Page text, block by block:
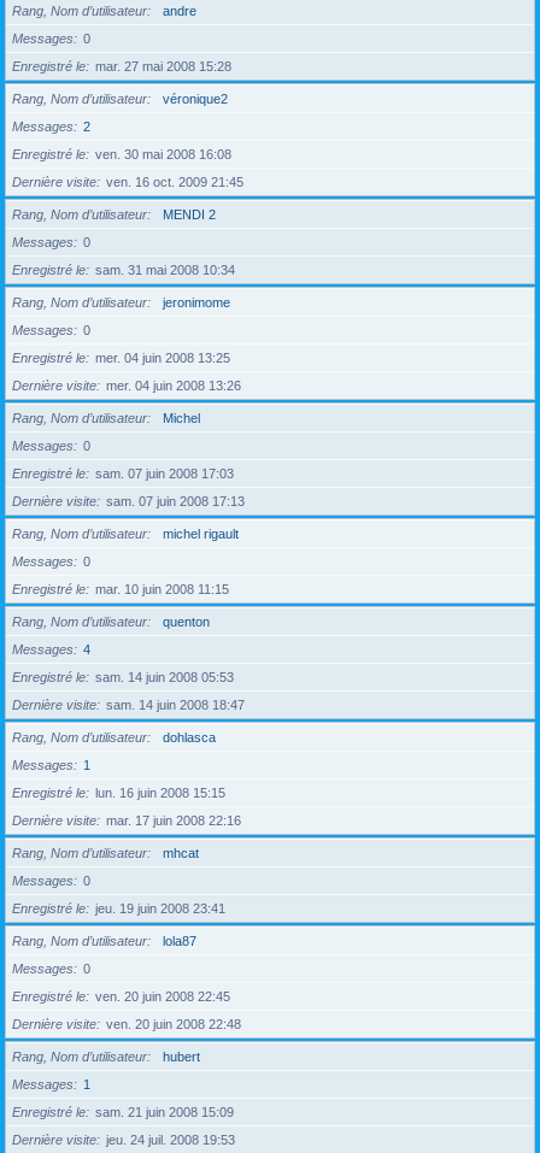
Rang, Nom d’utilisateur
andre
Messages
0
Enregistré le
mar. 27 mai 2008 15:28
Rang, Nom d’utilisateur
véronique2
Messages
2
Enregistré le
ven. 30 mai 2008 16:08
Dernière visite
ven. 16 oct. 2009 21:45
Rang, Nom d’utilisateur
MENDI 2
Messages
0
Enregistré le
sam. 31 mai 2008 10:34
Rang, Nom d’utilisateur
jeronimome
Messages
0
Enregistré le
mer. 04 juin 2008 13:25
Dernière visite
mer. 04 juin 2008 13:26
Rang, Nom d’utilisateur
Michel
Messages
0
Enregistré le
sam. 07 juin 2008 17:03
Dernière visite
sam. 07 juin 2008 17:13
Rang, Nom d’utilisateur
michel rigault
Messages
0
Enregistré le
mar. 10 juin 2008 11:15
Rang, Nom d’utilisateur
quenton
Messages
4
Enregistré le
sam. 14 juin 2008 05:53
Dernière visite
sam. 14 juin 2008 18:47
Rang, Nom d’utilisateur
dohlasca
Messages
1
Enregistré le
lun. 16 juin 2008 15:15
Dernière visite
mar. 17 juin 2008 22:16
Rang, Nom d’utilisateur
mhcat
Messages
0
Enregistré le
jeu. 19 juin 2008 23:41
Rang, Nom d’utilisateur
lola87
Messages
0
Enregistré le
ven. 20 juin 2008 22:45
Dernière visite
ven. 20 juin 2008 22:48
Rang, Nom d’utilisateur
hubert
Messages
1
Enregistré le
sam. 21 juin 2008 15:09
Dernière visite
jeu. 24 juil. 2008 19:53